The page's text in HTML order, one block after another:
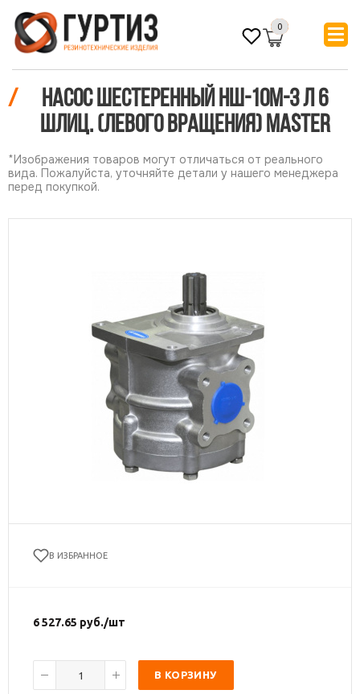
0
/
Насос шестеренный НШ-10М-3 Л 6
шлиц. (левого вращения) MASTER
*Изображения товаров могут отличаться от реального
вида. Пожалуйста, уточняйте детали у нашего менеджера
перед покупкой.
В ИЗБРАННОЕ
6 527.65 руб./шт
В КОРЗИНУ